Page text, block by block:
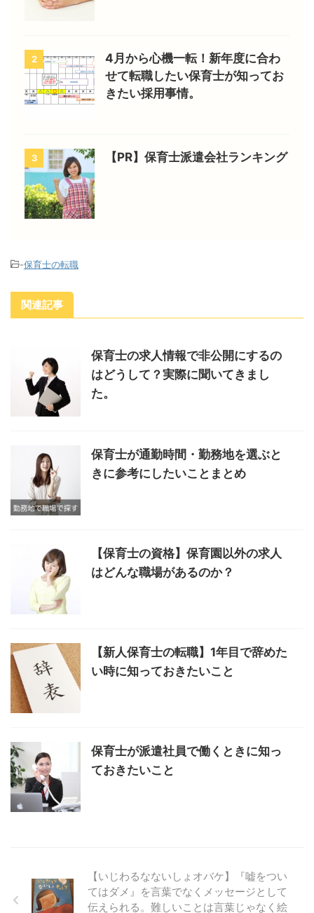
2
4月から心機一転！新年度に合わ
せて転職したい保育士が知ってお
きたい採用事情。
3 【PR】保育士派遣会社ランキング
-保育士の転職
関連記事
保育士の求人情報で非公開にするの
はどうして？実際に聞いてきまし
た。
保育士が通勤時間・勤務地を選ぶと
きに参考にしたいことまとめ
【保育士の資格】保育園以外の求人
はどんな職場があるのか？
【新人保育士の転職】1年目で辞めた
い時に知っておきたいこと
保育士が派遣社員で働くときに知っ
ておきたいこと
【いじわるなないしょオバケ】『嘘をつい
てはダメ』を言葉でなくメッセージとして
伝えられる。難しいことは言葉じゃなく絵